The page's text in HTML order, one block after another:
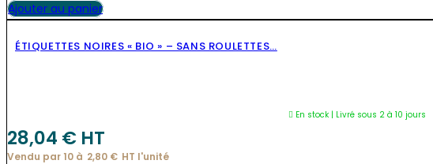
choisies
sur
Ajouter au panier
ÉTIQUETTES NOIRES « BIO » – SANS ROULETTES…
En stock | Livré sous 2 à 10 jours
28,04 € HT
Vendu par 10 à 2,80 € HT l'unité